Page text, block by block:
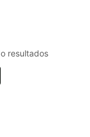
resultados